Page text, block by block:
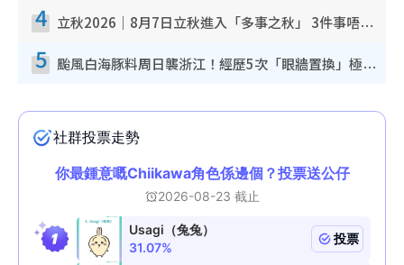
4 立秋2026｜8月7日立秋進入「多事之秋」 3件事唔做得！專家教6招開運 清枱頭／銀包納氣接好運
5 颱風白海豚料周日襲浙江！經歷5次「眼牆置換」極罕見 成登陸內地最長途颱風